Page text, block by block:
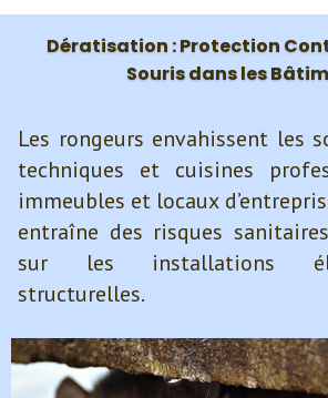
Dératisation : Protection
Souris dans les
Les rongeurs envahissent les
techniques et cuisines
immeubles et locaux
entraîne des risques
sur les installations
structurelles.